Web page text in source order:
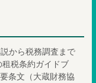
から税務調査まで
租税条約ガイドブ
条文（大蔵財務協